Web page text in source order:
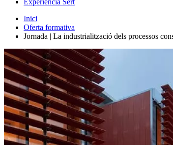
Experiència Sert
Inici
Oferta formativa
Jornada | La industrialització dels processos